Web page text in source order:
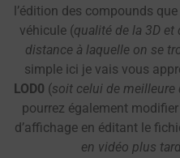
l’édition des compounds
véhicule (qualité de la 3D
distance à laquelle on se
simple ici je vais vous
LOD0 (soit celui de meilleure
pourrez également
d’affichage en éditant le
en vidéo plus